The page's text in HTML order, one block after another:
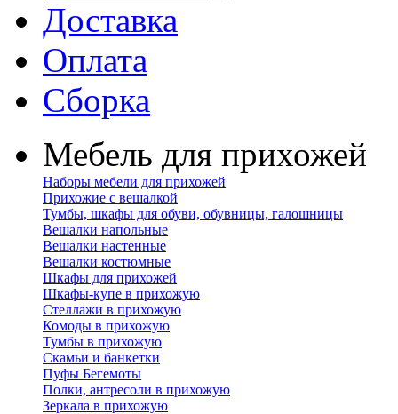
Доставка
Оплата
Сборка
Мебель для прихожей
Наборы мебели для прихожей
Прихожие с вешалкой
Тумбы, шкафы для обуви, обувницы, галошницы
Вешалки напольные
Вешалки настенные
Вешалки костюмные
Шкафы для прихожей
Шкафы-купе в прихожую
Стеллажи в прихожую
Комоды в прихожую
Тумбы в прихожую
Скамьи и банкетки
Пуфы Бегемоты
Полки, антресоли в прихожую
Зеркала в прихожую